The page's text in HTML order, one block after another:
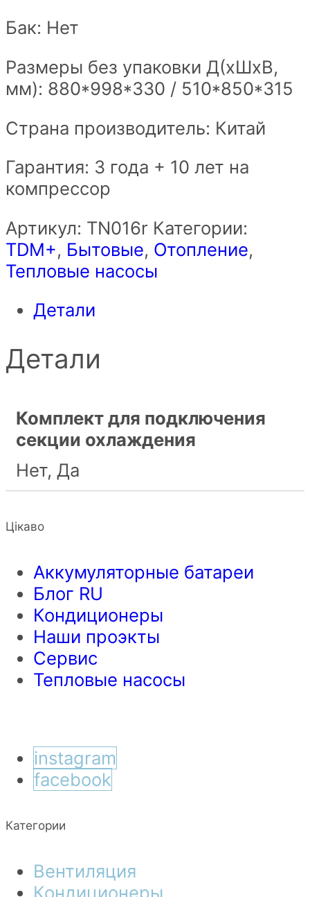
Бак: Нет
Размеры без упаковки Д(xШxВ,
мм): 880*998*330 / 510*850*315
Страна производитель: Китай
Гарантия: 3 года + 10 лет на
компрессор
Артикул: ТN016r Категории:
TDM+, Бытовые, Отопление,
Тепловые насосы
Детали
Детали
Комплект для подключения
секции охлаждения
Нет, Да
Цікаво
Аккумуляторные батареи
Блог RU
Кондиционеры
Наши проэкты
Сервис
Тепловые насосы
instagram
facebook
Категории
Вентиляция
Кондиционеры